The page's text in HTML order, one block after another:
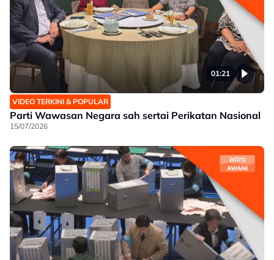
01:21
VIDEO TERKINI & POPULAR
Parti Wawasan Negara sah sertai Perikatan Nasional
15/07/2026